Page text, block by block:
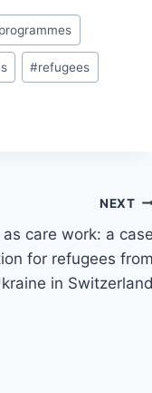
#refugees
NEXT
care work: a
for refugees
in